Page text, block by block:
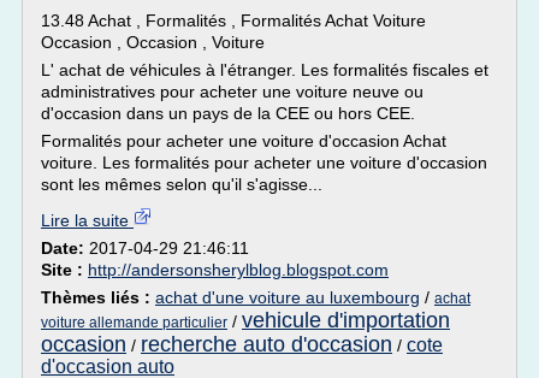
13.48 Achat , Formalités , Formalités Achat Voiture
Occasion , Occasion , Voiture
L' achat de véhicules à l'étranger. Les formalités fiscales et
administratives pour acheter une voiture neuve ou
d'occasion dans un pays de la CEE ou hors CEE.
Formalités pour acheter une voiture d'occasion Achat
voiture. Les formalités pour acheter une voiture d'occasion
sont les mêmes selon qu'il s'agisse...
Lire la suite
Date: 2017-04-29 21:46:11
Site : http://andersonsherylblog.blogspot.com
Thèmes liés : achat d'une voiture au luxembourg / achat
voiture allemande particulier / vehicule d'importation
occasion / recherche auto d'occasion / cote
d'occasion auto